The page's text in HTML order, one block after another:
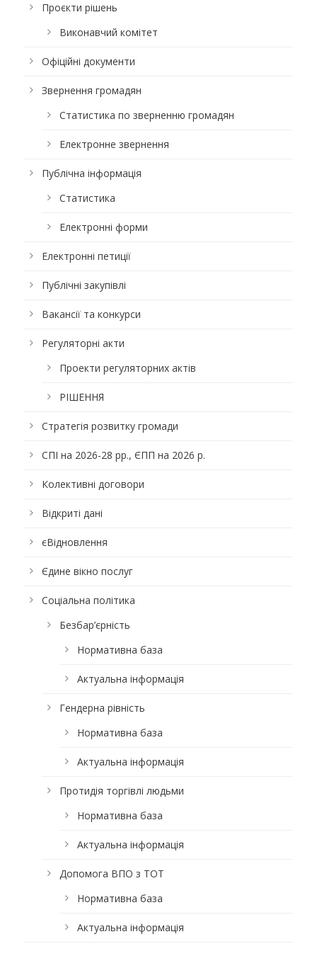
Проєкти рішень
Виконавчий комітет
Офіційні документи
Звернення громадян
Статистика по зверненню громадян
Електронне звернення
Публічна інформація
Статистика
Електронні форми
Електронні петиції
Публічні закупівлі
Вакансії та конкурси
Регуляторні акти
Проекти регуляторних актів
РІШЕННЯ
Стратегія розвитку громади
СПІ на 2026-28 рр., ЄПП на 2026 р.
Колективні договори
Відкриті дані
єВідновлення
Єдине вікно послуг
Соціальна політика
Безбар’єрність
Нормативна база
Актуальна інформація
Гендерна рівність
Нормативна база
Актуальна інформація
Протидія торгівлі людьми
Нормативна база
Актуальна інформація
Допомога ВПО з ТОТ
Нормативна база
Актуальна інформація